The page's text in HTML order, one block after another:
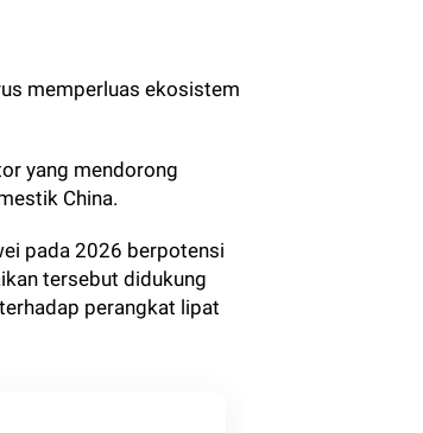
memperluas ekosistem
yang mendorong
China.
pada 2026 berpotensi
tersebut didukung
perangkat lipat